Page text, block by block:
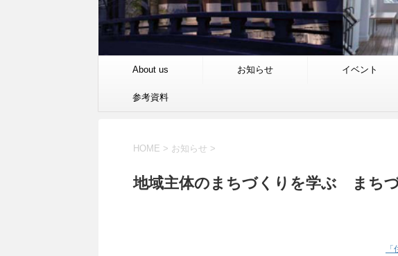
About us お知らせ イベント
参考資料
HOME > お知らせ >
地域主体のまちづくりを学ぶ まち